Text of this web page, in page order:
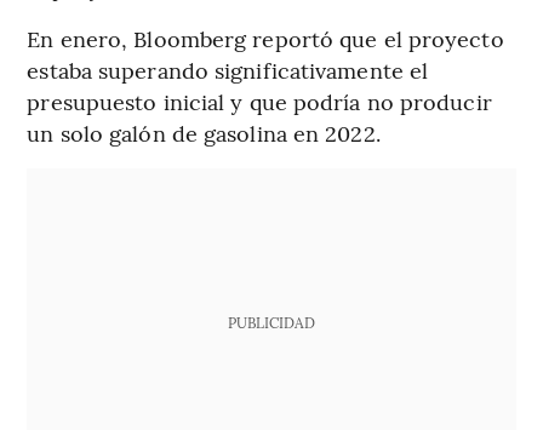
En enero, Bloomberg reportó que el proyecto
estaba superando significativamente el
presupuesto inicial y que podría no producir
un solo galón de gasolina en 2022.
PUBLICIDAD